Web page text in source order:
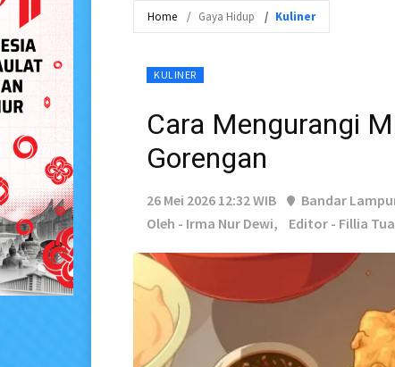
Home Gaya Hidup Kuliner
KULINER
Cara Mengurangi
Gorengan
26 Mei 2026 12:32 WIB
Bandar
Oleh - Irma Nur Dewi,
Editor - Fillia